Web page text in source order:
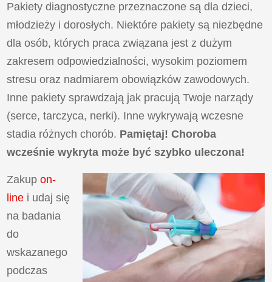
Pakiety diagnostyczne przeznaczone są dla dzieci,
młodzieży i dorosłych. Niektóre pakiety są niezbędne
dla osób, których praca związana jest z dużym
zakresem odpowiedzialności, wysokim poziomem
stresu oraz nadmiarem obowiązków zawodowych.
Inne pakiety sprawdzają jak pracują Twoje narządy
(serce, tarczyca, nerki). Inne wykrywają wczesne
stadia różnych chorób. Pamiętaj! Choroba
wcześnie wykryta może być szybko uleczona!
Zakupon-
line i udaj się
na badania
do
wskazanego
podczas